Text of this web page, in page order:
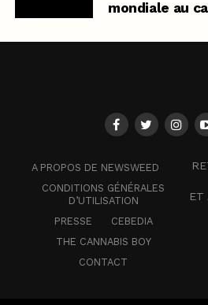
mondiale au
A PROPOS DE NEWSWEED
CONDITIONS GÉNÉRALES
D’UTILISATION
PRESSE
CEBEDIA
THE CANNABIS BOY
CONTACT
ET